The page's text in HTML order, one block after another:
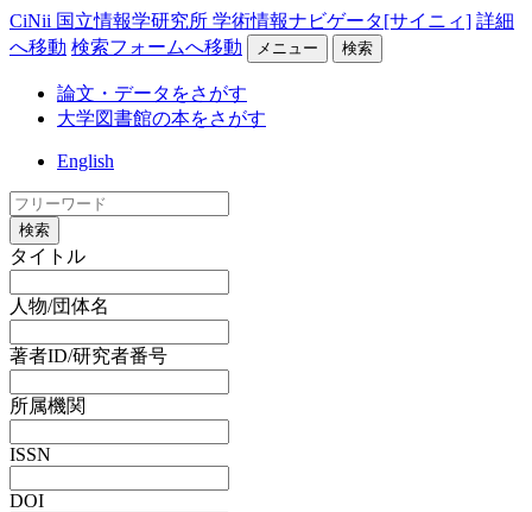
CiNii 国立情報学研究所 学術情報ナビゲータ[サイニィ] 詳細
へ移動 検索フォームへ移動 メニュー 検索
論文・データをさがす
大学図書館の本をさがす
English
検索
タイトル
人物/団体名
著者ID/研究者番号
所属機関
ISSN
DOI